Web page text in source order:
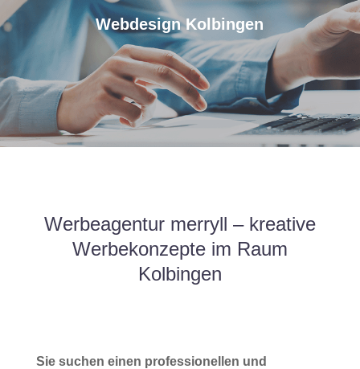
Webdesign Kolbingen
Werbeagentur merryll – kreative
Werbekonzepte im Raum
Kolbingen
Sie suchen einen professionellen und